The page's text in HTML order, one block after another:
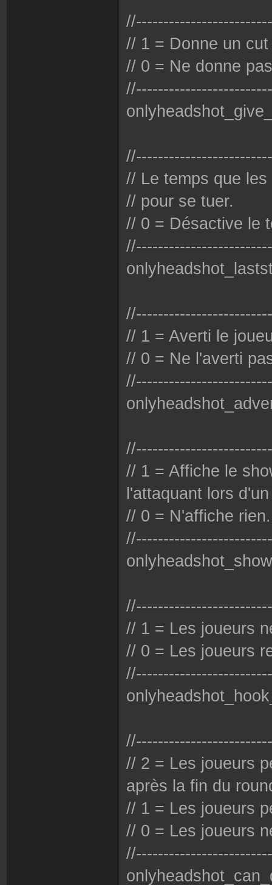
// 1 = Donne un
// 0 = Ne donne
// Le temps que
// pour se tuer.
// 0 = Désactive le
// 1 = Averti le
// 0 = Ne l'averti
// 1 = Affiche le
l'attaquant lors
// 0 = N'affiche rien.
// 1 = Les joueurs
// 0 = Les joueurs
// 2 = Les joueurs
après la fin du
// 1 = Les joueurs
// 0 = Les joueurs